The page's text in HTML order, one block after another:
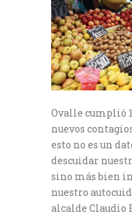
Ovalle cumplió
nuevos
esto no es un
descuidar
sino más bien
nuestro
alcalde Claudio